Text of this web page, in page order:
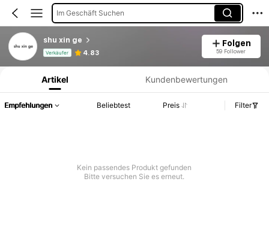
Im Geschäft Suchen
shu xin ge
Verkäufer 4.83
Folgen
59 Follower
Produktinformation: Preisangabe, Verkaufs- und Lagerbestandsdetails.
Artikel Kundenbewertungen
Empfehlungen Beliebtest Preis Filter
Kein passendes Produkt gefunden
Bitte versuchen Sie es erneut.